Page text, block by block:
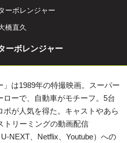
ーボレンジャー
橋直久
ーボレンジャー
」は1989年の特撮映画。スーパー
ーで、自動車がモチーフ。5台
が人気を得た。キャストやあら
トリーミングの動画配信
NEXT、Netflix、Youtube）への